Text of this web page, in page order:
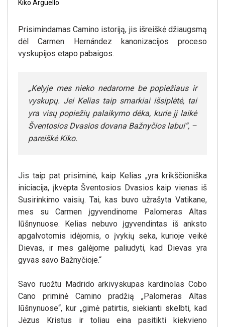
Kiko Argüello
Prisimindamas Camino istoriją, jis išreiškė džiaugsmą
dėl Carmen Hernández kanonizacijos proceso
vyskupijos etapo pabaigos.
„Kelyje mes nieko nedarome be popiežiaus ir
vyskupų. Jei Kelias taip smarkiai išsiplėtė, tai
yra visų popiežių palaikymo dėka, kurie jį laikė
Šventosios Dvasios dovana Bažnyčios labui“, –
pareiškė Kiko.
Jis taip pat prisiminė, kaip Kelias „yra krikščioniška
iniciacija, įkvėpta Šventosios Dvasios kaip vienas iš
Susirinkimo vaisių. Tai, kas buvo užrašyta Vatikane,
mes su Carmen įgyvendinome Palomeras Altas
lūšnynuose. Kelias nebuvo įgyvendintas iš anksto
apgalvotomis idėjomis, o įvykių seka, kurioje veikė
Dievas, ir mes galėjome paliudyti, kad Dievas yra
gyvas savo Bažnyčioje.“
Savo ruožtu Madrido arkivyskupas kardinolas Cobo
Cano priminė Camino pradžią „Palomeras Altas
lūšnynuose“, kur „gimė patirtis, siekianti skelbti, kad
Jėzus Kristus ir toliau eina pasitikti kiekvieno